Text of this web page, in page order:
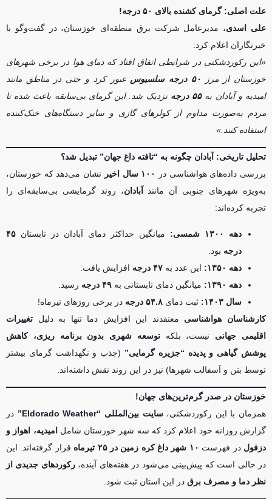
علت اصلی: گرمای کشنده بالای ۵۰ درجه!
علی اسدی، مدیرعامل شرکت برق منطقه‌ای خوزستان، در گفت‌وگو با
خبرنگاران اعلام کرد:
«این رکوردشکنی در شرایطی اتفاق افتاد که دمای هوا در برخی شهرهای
خوزستان از مرز ۵۰ درجه سلسیوس
عبور کرد و حتی در مناطق مانند
امیدیه و آبادان به۵۵ درجه
نزدیک شد. این گرمای بی‌سابقه باعث شده تا
مردم به‌صورت مداوم از کولرهای گازی و سایر دستگاه‌های خنک‌کننده
استفاده کنند.»
تحلیل تاریخی: آبادان چگونه به “تافته داغ جهان” تبدیل شد؟
بررسی داده‌های هواشناسی در
۱۰۰ سال اخیر
نشان می‌دهد که خوزستان،
به‌ویژه شهرهای جنوبی آن مانند
آبادان، روند گرمایشی بی‌سابقه‌ای را
تجربه کرده‌اند:
دهه ۱۳۰۰ شمسی: میانگین حداکثر دمای آبادان در تابستان ۴۵
درجه بود.
دهه ۱۳۵۰:
این عدد به ۴۷ درجه
افزایش یافت.
دهه ۱۳۹۰:
میانگین دمای تابستانی به ۴۹ درجه
رسید.
سال ۱۴۰۳:
ثبت دمای ۵۴.۸ درجه
در برخی روزهای تیرماه!
کارشناسان هواشناسی معتقدند این افزایش دما تنها به دلیل تغییرات
اقلیمی جهانی نیست، بلکهتوسعه شهری بدون برنامه ریزی، کاهش
پوشش گیاهی و پدیده “جزیره گرمایی” (جذب و نگهداشت گرمای بیشتر
توسط بتن و آسفالت شهرها) نیز در این روند نقش داشته‌اند.
خوزستان در صدر گرم‌ترین‌های جهان!
همزمان با این رکوردشکنی،سایت بین‌المللی “Eldorado Weather”
در
گزارش روزانه خود اعلام کرد که سه شهر خوزستان شامل
امیدیه، اهواز و
دزفول در فهرست ۱۰ شهر داغ کره زمین در ۲۵ تیرماه
قرار گرفته‌اند. این
در حالی است که پیش‌بینی می‌شود در هفته‌های آینده،رکوردهای جدیدی از
نظر دما و مصرف برق در این استان ثبت شود.